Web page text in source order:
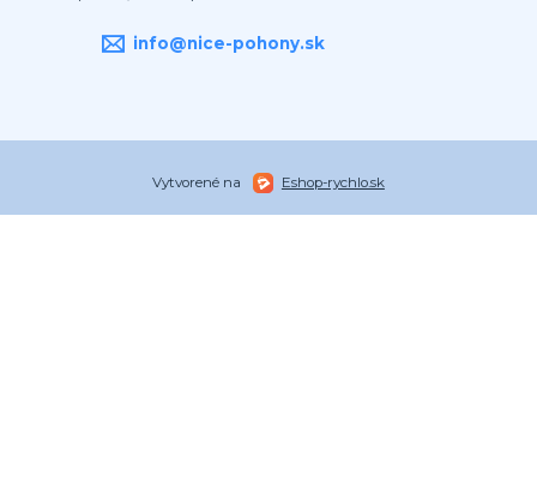
info@nice-pohony.sk
Vytvorené na Eshop-rychlo.sk